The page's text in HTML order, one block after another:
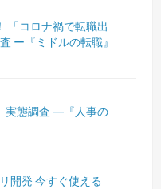
「コロナ禍で転職出
ー『ミドルの転職』
実態調査 ―『人事の
開発 今すぐ使える